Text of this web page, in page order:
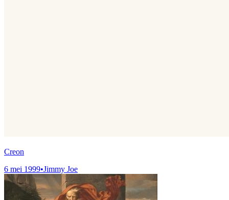
Creon
6 mei 1999•Jimmy Joe